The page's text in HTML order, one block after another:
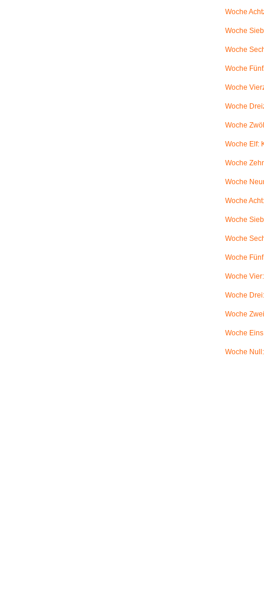
Woche
Woche
Woche
Woche
Woche
Woche
Woche
Woche Elf:
Woche
Woche
Woche
Woche
Woche
Woche
Woche
Woche
Woche
Woche
Woche